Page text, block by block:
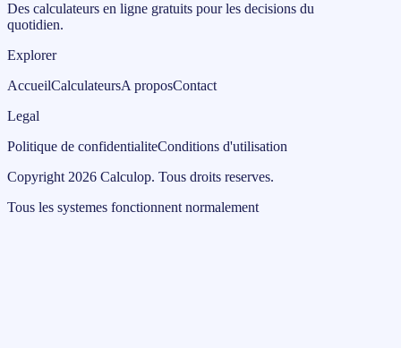
Des calculateurs en ligne gratuits pour les decisions du
quotidien.
Explorer
AccueilCalculateursA proposContact
Legal
Politique de confidentialiteConditions d'utilisation
Copyright 2026 Calculop. Tous droits reserves.
Tous les systemes fonctionnent normalement